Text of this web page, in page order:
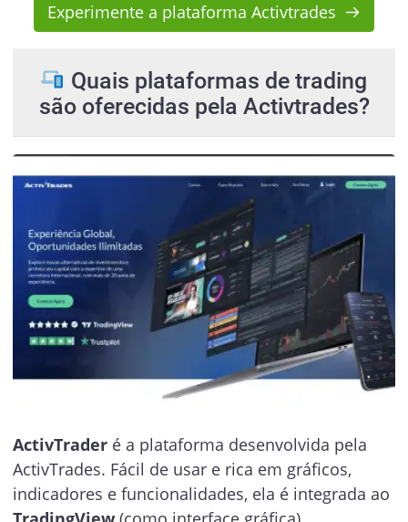
Experimente a plataforma Activtrades
Quais plataformas de trading
são oferecidas pela Activtrades?
ActivTraderé a plataforma desenvolvida pela
ActivTrades. Fácil de usar e rica em gráficos,
indicadores e funcionalidades, ela é integrada ao